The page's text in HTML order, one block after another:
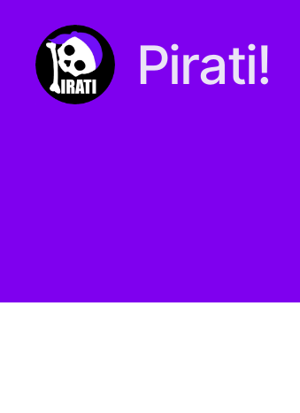
Pirati!